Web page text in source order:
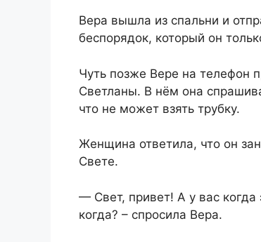
Вера вышла из спальни и
беспорядок, который он
Чуть позже Вере на телефон
Светланы. В нём она
что не может взять трубку.
Женщина ответила, что он
Свете.
— Свет, привет! А у вас
когда? – спросила Вера.